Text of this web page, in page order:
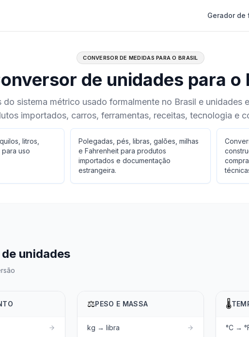
Gerador de
CONVERSOR DE MEDIDAS PARA O BRASIL
de unidades para o
do sistema métrico usado formalmente no Brasil e unidades
importados, carros, ferramentas, receitas, tecnologia e
litros,
uso
Polegadas, pés, libras, galões, milhas
e Fahrenheit para produtos
importados e documentação
estrangeira.
unidades
⚖️PESO E MASSA
kg → libra
🌡️
°C →